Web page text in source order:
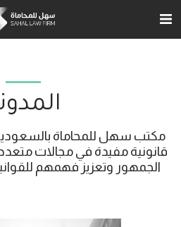
الجمهور وتعزيز فهمهم